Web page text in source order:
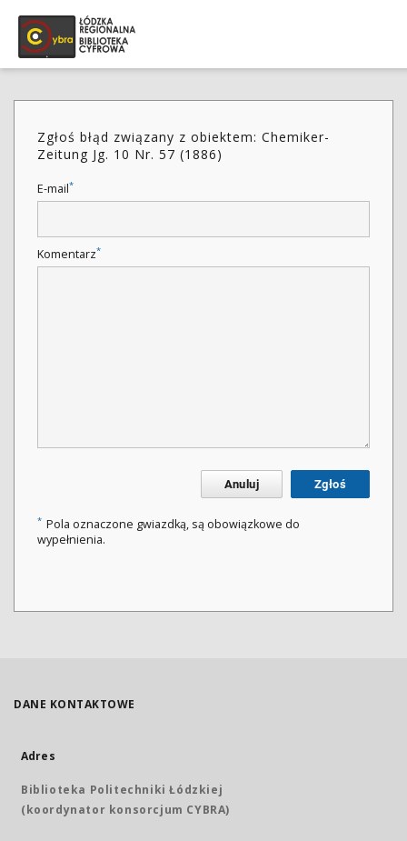
Zgłoś błąd związany z obiektem: Chemiker-
Zeitung Jg. 10 Nr. 57 (1886)
E-mail*
Komentarz*
Anuluj Zgłoś
* Pola oznaczone gwiazdką, są obowiązkowe do
wypełnienia.
DANE KONTAKTOWE
Adres
Biblioteka Politechniki Łódzkiej
(koordynator konsorcjum CYBRA)